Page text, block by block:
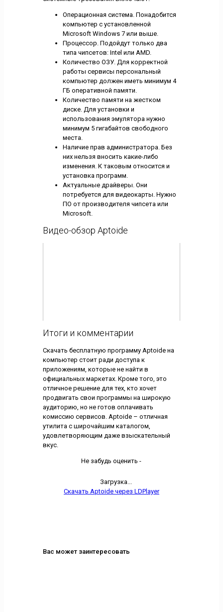
Операционная система. Понадобится
компьютер с установленной
Microsoft Windows 7 или выше.
Процессор. Подойдут только два
типа чипсетов: Intel или AMD.
Количество ОЗУ. Для корректной
работы сервисы персональный
компьютер должен иметь минимум 4
ГБ оперативной памяти.
Количество памяти на жестком
диске. Для установки и
использования эмулятора нужно
минимум 5 гигабайтов свободного
места.
Наличие прав администратора. Без
них нельзя вносить какие-либо
изменения. К таковым относится и
установка программ.
Актуальные драйверы. Они
потребуется для видеокарты. Нужно
ПО от производителя чипсета или
Microsoft.
Видео-обзор Aptoide
Итоги и комментарии
Скачать бесплатную программу Aptoide на
компьютер стоит ради доступа к
приложениям, которые не найти в
официальных маркетах. Кроме того, это
отличное решение для тех, кто хочет
продвигать свои программы на широкую
аудиторию, но не готов оплачивать
комиссию сервисов. Aptoide – отличная
утилита с широчайшим каталогом,
удовлетворяющим даже взыскательный
вкус.
Не забудь оценить -
Загрузка...
Скачать Aptoide через LDPlayer
Вас может заинтересовать